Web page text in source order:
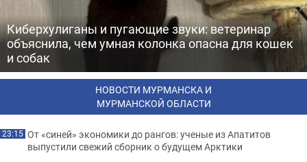
Киберхулиганы и пугающие звуки: ветеринар
объяснила, чем умная колонка опасна для кошек
и собак
НОВОСТИ МУРМАНСКА И
МУРМАНСКОЙ ОБЛАСТИ
23:15 От «синей» экономики до рангов: ученые из Апатитов
выпустили свежий сборник о будущем Арктики